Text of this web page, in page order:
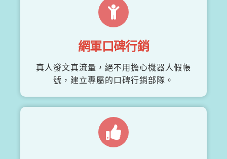
網軍口碑行銷
真人發文真流量，絕不用擔心機器人假帳
號，建立專屬的口碑行銷部隊。